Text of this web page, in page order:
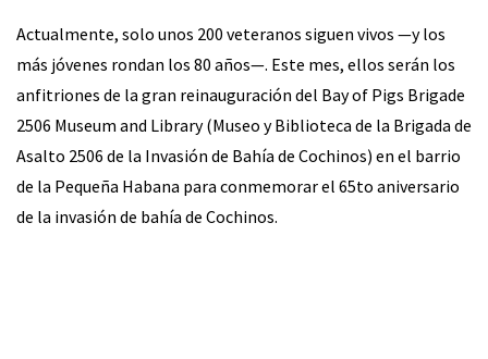
Actualmente, solo unos 200 veteranos siguen vivos —y los
más jóvenes rondan los 80 años—. Este mes, ellos serán los
anfitriones de la gran reinauguración del Bay of Pigs Brigade
2506 Museum and Library (Museo y Biblioteca de la Brigada de
Asalto 2506 de la Invasión de Bahía de Cochinos) en el barrio
de la Pequeña Habana para conmemorar el 65to aniversario
de la invasión de bahía de Cochinos.